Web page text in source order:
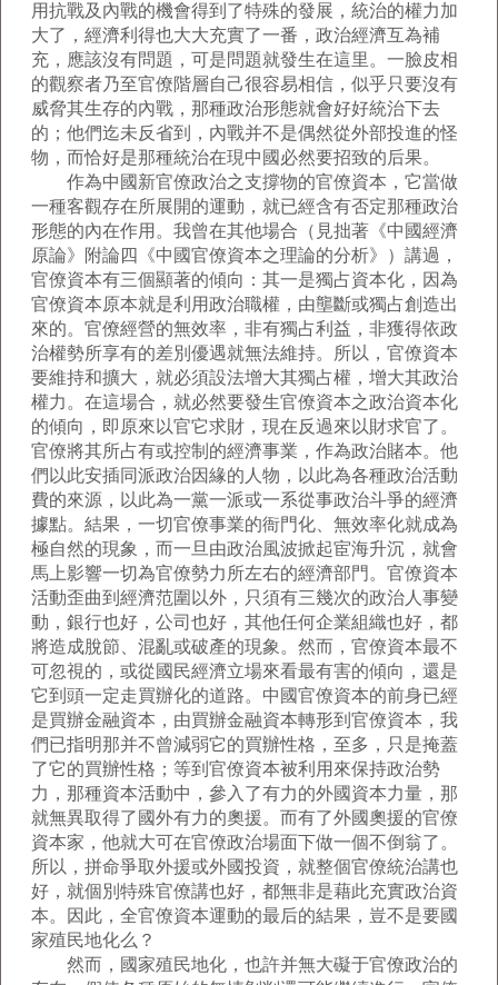
用抗戰及內戰的機會得到了特殊的發展，統治的權力加
大了，經濟利得也大大充實了一番，政治經濟互為補
充，應該沒有問題，可是問題就發生在這里。一臉皮相
的觀察者乃至官僚階層自己很容易相信，似乎只要沒有
威脅其生存的內戰，那種政治形態就會好好統治下去
的；他們迄未反省到，內戰并不是偶然從外部投進的怪
物，而恰好是那種統治在現中國必然要招致的后果。
作為中國新官僚政治之支撐物的官僚資本，它當做
一種客觀存在所展開的運動，就已經含有否定那種政治
形態的內在作用。我曾在其他場合（見拙著《中國經濟
原論》附論四《中國官僚資本之理論的分析》）講過，
官僚資本有三個顯著的傾向：其一是獨占資本化，因為
官僚資本原本就是利用政治職權，由壟斷或獨占創造出
來的。官僚經營的無效率，非有獨占利益，非獲得依政
治權勢所享有的差別優遇就無法維持。所以，官僚資本
要維持和擴大，就必須設法增大其獨占權，增大其政治
權力。在這場合，就必然要發生官僚資本之政治資本化
的傾向，即原來以官它求財，現在反過來以財求官了。
官僚將其所占有或控制的經濟事業，作為政治賭本。他
們以此安插同派政治因緣的人物，以此為各種政治活動
費的來源，以此為一黨一派或一系從事政治斗爭的經濟
據點。結果，一切官僚事業的衙門化、無效率化就成為
極自然的現象，而一旦由政治風波掀起宦海升沉，就會
馬上影響一切為官僚勢力所左右的經濟部門。官僚資本
活動歪曲到經濟范圍以外，只須有三幾次的政治人事變
動，銀行也好，公司也好，其他任何企業組織也好，都
將造成脫節、混亂或破產的現象。然而，官僚資本最不
可忽視的，或從國民經濟立場來看最有害的傾向，還是
它到頭一定走買辦化的道路。中國官僚資本的前身已經
是買辦金融資本，由買辦金融資本轉形到官僚資本，我
們已指明那并不曾減弱它的買辦性格，至多，只是掩蓋
了它的買辦性格；等到官僚資本被利用來保持政治勢
力，那種資本活動中，參入了有力的外國資本力量，那
就無異取得了國外有力的奧援。而有了外國奧援的官僚
資本家，他就大可在官僚政治場面下做一個不倒翁了。
所以，拼命爭取外援或外國投資，就整個官僚統治講也
好，就個別特殊官僚講也好，都無非是藉此充實政治資
本。因此，全官僚資本運動的最后的結果，豈不是要國
家殖民地化么？
然而，國家殖民地化，也許并無大礙于官僚政治的